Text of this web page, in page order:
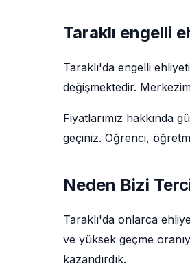
Taraklı engelli
Taraklı'da engelli
değişmektedir.
Fiyatlarımız hakkında
geçiniz. Öğrenci,
Neden Bizi
Taraklı'da onlarca
ve yüksek geçme
kazandırdık.